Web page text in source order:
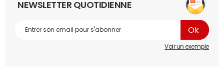
NEWSLETTER QUOTIDIENNE
Voir un exemple